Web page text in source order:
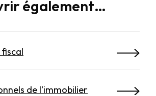
également…
de l’immobilier